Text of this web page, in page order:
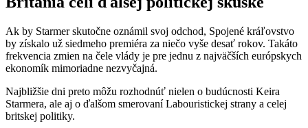
Ak by Starmer skutočne oznámil svoj odchod, Spojené kráľovstvo
by získalo už siedmeho premiéra za niečo vyše desať rokov. Takáto
frekvencia zmien na čele vlády je pre jednu z najväčších európskych
ekonomík mimoriadne nezvyčajná.
Najbližšie dni preto môžu rozhodnúť nielen o budúcnosti Keira
Starmera, ale aj o ďalšom smerovaní Labouristickej strany a celej
britskej politiky.